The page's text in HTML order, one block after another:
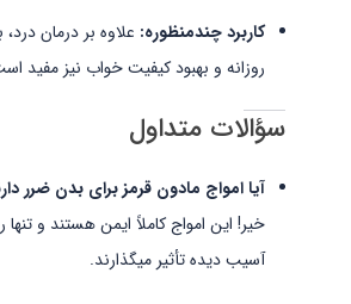
کاربرد چندمنظوره: علاوه بر درمان
روزانه و بهبود کیفیت خواب نیز مفید
سؤالات متداول
آیا امواج مادون قرمز برای بدن ضرر
خیر! این امواج کاملاً ایمن هستند و
آسیب دیده تأثیر میگذارند.